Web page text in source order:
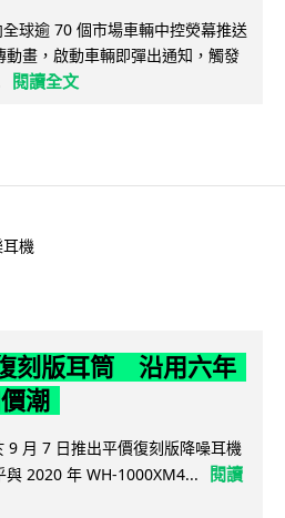
球逾 70 個市場車輛中控熒幕推送
動畫，啟動車輛即彈出通知，觸發
閱讀全文
機
刻版耳筒 沿用六年
潮
9 月 7 日推出平價復刻版降噪耳機
2020 年 WH-1000XM4...
閱讀